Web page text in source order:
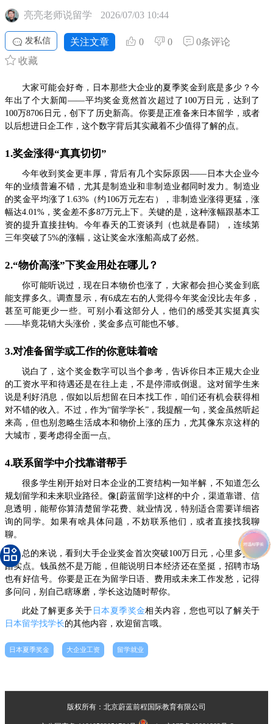
亮亮老师说留学 2026/07/03 10:44
发私信 关注文章 0 0
0条评论
收藏
大家可能会好奇，日本那些大企业的夏季奖金到底是多少？今
年出了个大新闻——平均奖金竟然首次超过了100万日元，达到了
100万8706日元，创下了历史新高。你要是正准备来日本留学，或者
以后想进日企工作，这个数字背后其实藏着不少值得了解的点。
1.奖金涨得“真真切切”
今年收到奖金更丰厚，背后有几个实际原因——日本大企业今
年的业绩普遍不错，尤其是制造业和非制造业都同时发力。制造业
的奖金平均涨了1.63%（约106万元左右），非制造业涨得更猛，涨
幅达4.01%，奖金差不多87万元上下。关键的是，这种涨幅跟基本工
资的提升直接挂钩。今年春天的工资谈判（也就是春闘），连续第
三年突破了5%的涨幅，这让奖金水涨船高成了必然。
2.“物价高涨”下奖金用处在哪儿？
你可能听说过，现在日本物价也涨了，大家都会担心奖金到底
能支撑多久。调查显示，有6成左右的人觉得今年奖金没比去年多，
甚至可能更少一些。可别小看这部分人，他们的感受其实挺真实
——毕竟花销大头涨价，奖金多点可能也不够。
3.对准备留学或工作的你意味着啥
说白了，这个奖金数字可以当个参考，告诉你日本正规大企业
的工资水平和待遇还是在往上走，不是停滞或倒退。这对留学生来
说是利好消息，假如以后想留在日本找工作，咱们还有机会获得相
对不错的收入。不过，作为“留学学长”，我提醒一句，奖金虽然听起
来高，但也别忽略生活成本和物价上涨的压力，尤其像东京这样的
大城市，要考虑得全面一点。
4.联系留学中介找靠谱帮手
很多学生刚开始对日本企业的工资结构一知半解，不知道怎么
规划留学和未来职业路径。像[蔚蓝留学]这样的中介，渠道靠谱、信
息透明，能帮你算清楚留学花费、就业情况，特别适合需要详细咨
询的同学。如果有啥具体问题，不妨联系他们，或者直接找我聊
聊。
总的来说，看到大手企业奖金首次突破100万日元，心里多少能
踏实点。钱虽然不是万能，但能说明日本经济还在坚挺，招聘市场
也有好信号。你要是正在为留学日语、费用或未来工作发愁，记得
多问问，别自己瞎琢磨，学长这边随时帮你。
此处了解更多关于 日本夏季奖金相关内容，您也可以了解关于
日本留学找学长的其他内容，欢迎留言哦。
日本夏季奖金 大企业工资 留学就业
版权所有：北京蔚蓝前程国际教育有限公司